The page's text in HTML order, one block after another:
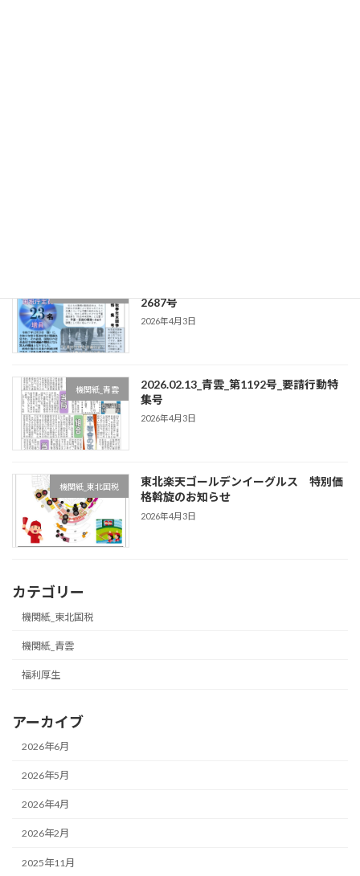
2687号
2026年4月3日
機関紙_青雲
2026.02.13_青雲_第1192号_要請行動特
集号
2026年4月3日
機関紙_東北国税
東北楽天ゴールデンイーグルス 特別価
格斡旋のお知らせ
2026年4月3日
カテゴリー
機関紙_東北国税
機関紙_青雲
福利厚生
アーカイブ
2026年6月
2026年5月
2026年4月
2026年2月
2025年11月